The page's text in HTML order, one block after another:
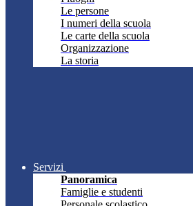
Le persone
I numeri della scuola
Le carte della scuola
Organizzazione
La storia
Servizi
Panoramica
Famiglie e studenti